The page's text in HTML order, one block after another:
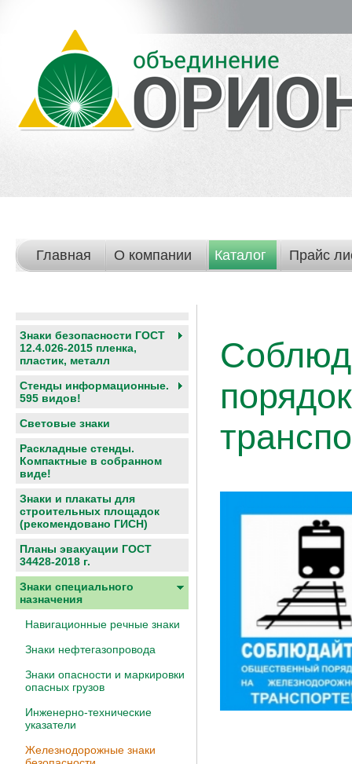
Главная О компании Каталог Прайс
Знаки безопасности ГОСТ
12.4.026-2015 пленка,
пластик, металл
Стенды информационные.
595 видов!
Световые знаки
Раскладные стенды.
Компактные в собранном
виде!
Знаки и плакаты для
строительных площадок
(рекомендовано ГИСН)
Планы эвакуации ГОСТ
34428-2018 г.
Знаки специального
назначения
Навигационные речные знаки
Знаки нефтегазопровода
Знаки опасности и маркировки
опасных грузов
Инженерно-технические
указатели
Железнодорожные знаки